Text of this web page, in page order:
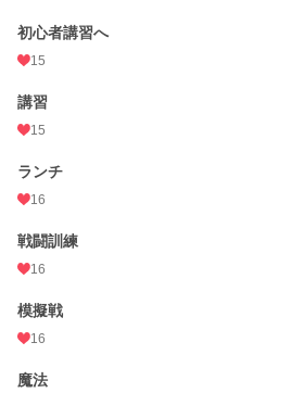
初心者講習へ
15
講習
15
ランチ
16
戦闘訓練
16
模擬戦
16
魔法